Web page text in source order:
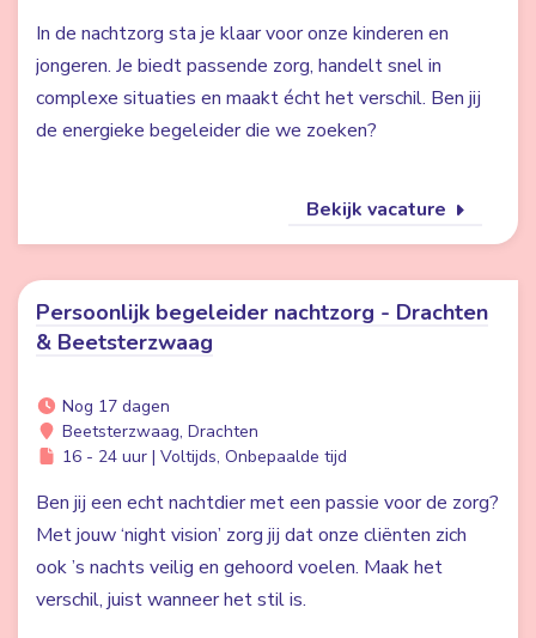
In de nachtzorg sta je klaar voor onze kinderen en
jongeren. Je biedt passende zorg, handelt snel in
complexe situaties en maakt écht het verschil. Ben jij
de energieke begeleider die we zoeken?
Bekijk vacature
Persoonlijk begeleider nachtzorg - Drachten
& Beetsterzwaag
Nog 17 dagen
Beetsterzwaag, Drachten
16 - 24 uur | Voltijds, Onbepaalde tijd
Ben jij een echt nachtdier met een passie voor de zorg?
Met jouw ‘night vision’ zorg jij dat onze cliënten zich
ook ’s nachts veilig en gehoord voelen. Maak het
verschil, juist wanneer het stil is.